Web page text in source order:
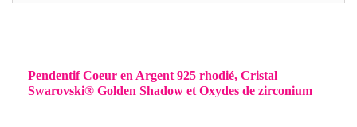
Pendentif Coeur en Argent 925 rhodié, Cristal
Swarovski® Golden Shadow et Oxydes de zirconium